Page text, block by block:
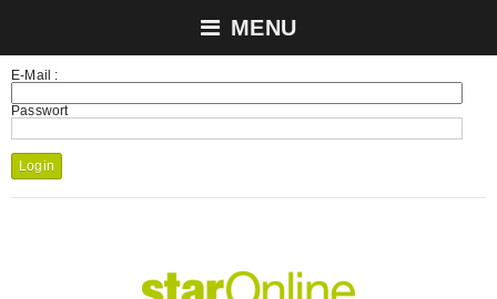
MENU
E-Mail :
Passwort
Login